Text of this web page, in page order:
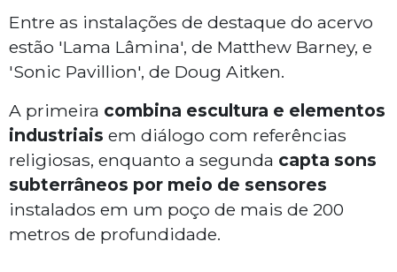
Entre as instalações de destaque do acervo
estão 'Lama Lâmina', de Matthew Barney, e
'Sonic Pavillion', de Doug Aitken.
A primeira combina escultura e elementos
industriais em diálogo com referências
religiosas, enquanto a segunda capta sons
subterrâneos por meio de sensores
instalados em um poço de mais de 200
metros de profundidade.